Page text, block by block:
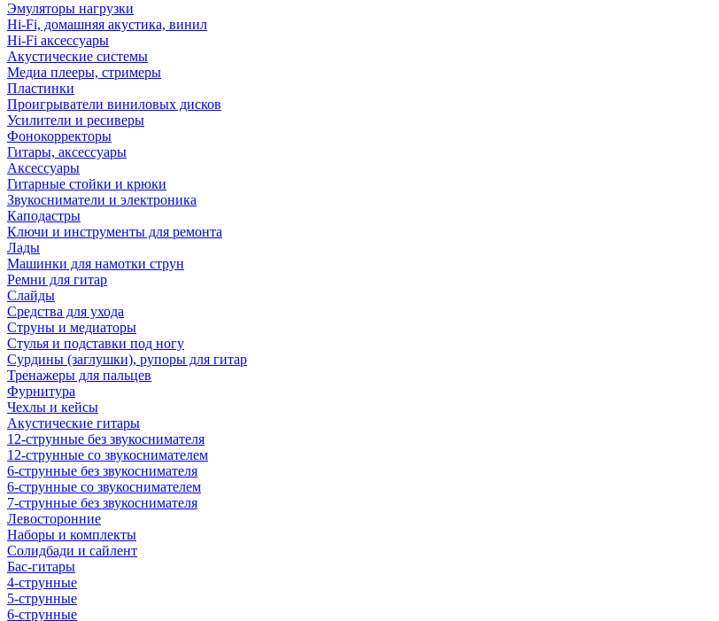
Эмуляторы нагрузки
Hi-Fi, домашняя акустика, винил
Hi-Fi аксессуары
Акустические системы
Медиа плееры, стримеры
Пластинки
Проигрыватели виниловых дисков
Усилители и ресиверы
Фонокорректоры
Гитары, аксессуары
Аксессуары
Гитарные стойки и крюки
Звукосниматели и электроника
Каподастры
Ключи и инструменты для ремонта
Лады
Машинки для намотки струн
Ремни для гитар
Слайды
Средства для ухода
Струны и медиаторы
Стулья и подставки под ногу
Сурдины (заглушки), рупоры для гитар
Тренажеры для пальцев
Фурнитура
Чехлы и кейсы
Акустические гитары
12-струнные без звукоснимателя
12-струнные со звукоснимателем
6-струнные без звукоснимателя
6-струнные со звукоснимателем
7-струнные без звукоснимателя
Левосторонние
Наборы и комплекты
Солидбади и сайлент
Бас-гитары
4-струнные
5-струнные
6-струнные